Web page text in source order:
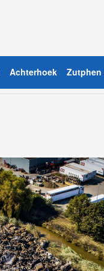
Achterhoek Zutphen